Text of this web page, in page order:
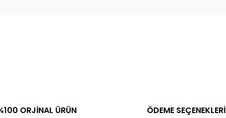
ORJİNAL ÜRÜN ÖDEME SEÇENEKLERİ